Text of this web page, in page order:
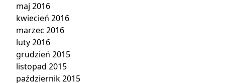
maj 2016
kwiecień 2016
marzec 2016
luty 2016
grudzień 2015
listopad 2015
październik 2015